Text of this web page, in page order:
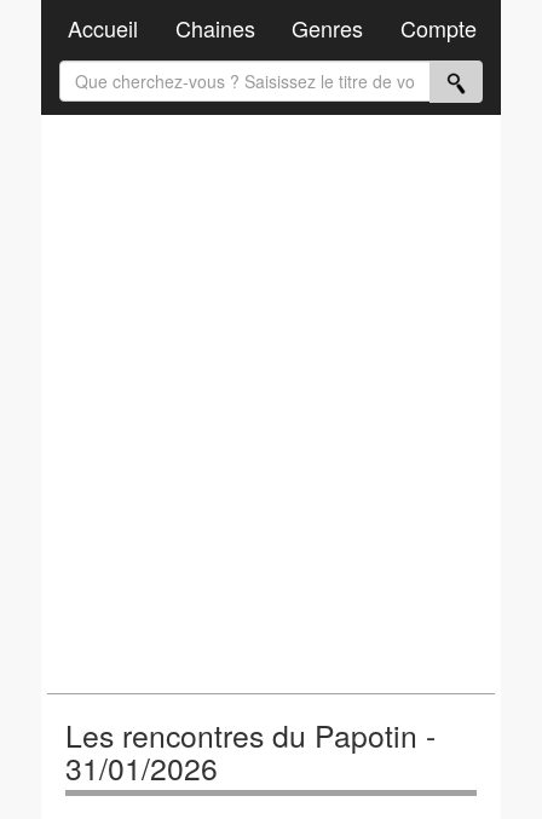
Les rencontres du Papotin -
31/01/2026
Accueil Chaines Genres Compte